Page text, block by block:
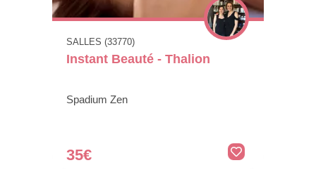
SALLES (33770)
Instant Beauté - Thalion
Spadium Zen
35€